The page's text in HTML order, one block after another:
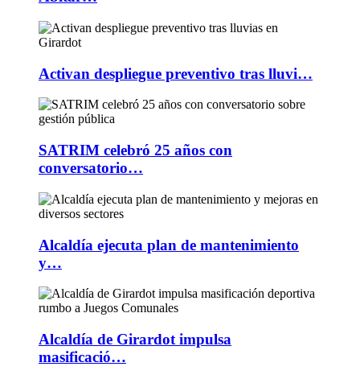
Activan despliegue preventivo tras lluvi…
SATRIM celebró 25 años con
conversatorio…
Alcaldía ejecuta plan de mantenimiento
y…
Alcaldía de Girardot impulsa
masificació…